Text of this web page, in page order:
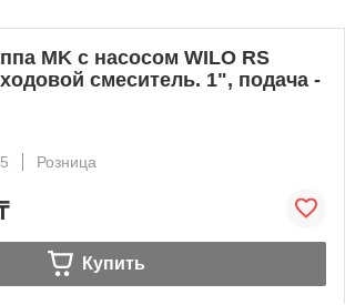
MK с насосом WILO RS
смеситель. 1", подача -
Розница
Купить